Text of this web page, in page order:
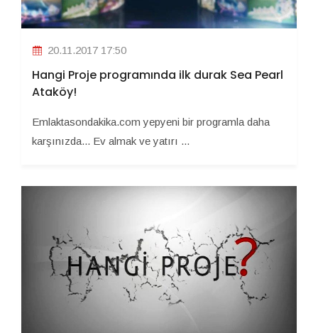
20.11.2017 17:50
Hangi Proje programında ilk durak Sea Pearl
Ataköy!
Emlaktasondakika.com yepyeni bir programla daha
karşınızda... Ev almak ve yatırı ...